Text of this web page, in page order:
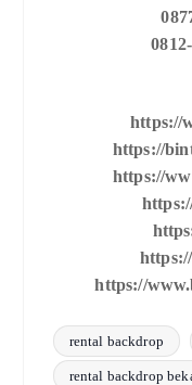
https://
https://
https://
https://
rental backdrop
rental backdrop